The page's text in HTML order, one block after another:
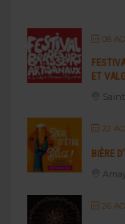
08
ET
22
BIÈRE
26